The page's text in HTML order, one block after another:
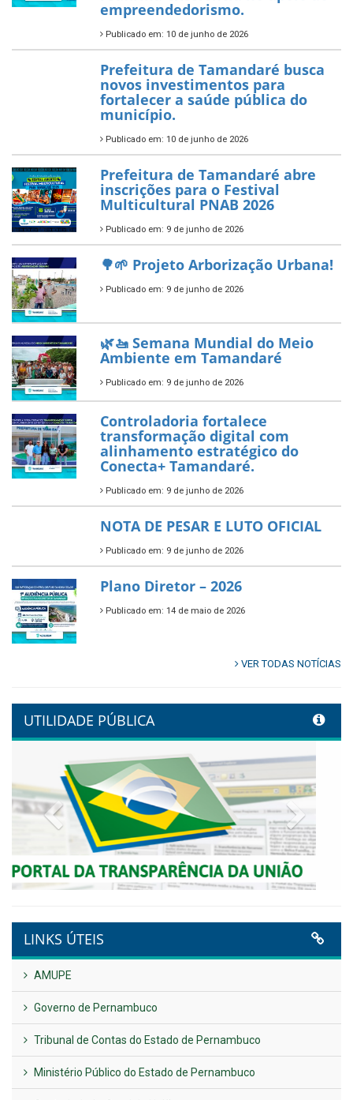
7 de novembro de 2025
Política Nacional Aldir Blanc
— Tamandaré tem Plano de
Aplicação de Recursos (PAR)
habilitado
7 de novembro de 2025
ÚLTIMAS NOTÍCIAS
Tamandaré conquista Selo
Diamante do Sebrae pelo
segundo ano consecutivo e
reafirma excelência no apoio ao
empreendedorismo.
Publicado em: 10 de junho de 2026
novos investimentos para
fortalecer a saúde pública do
município.
Publicado em: 10 de junho de 2026
Prefeitura de Tamandaré abre
inscrições para o Festival
Multicultural PNAB 2026
Publicado em: 9 de junho de 2026
🌳🌱 Projeto Arborização Urbana!
Publicado em: 9 de junho de 2026
🌿🚤 Semana Mundial do Meio
Ambiente em Tamandaré
alinhamento estratégico do
Conecta+ Tamandaré.
NOTA DE PESAR E LUTO OFICIAL
Publicado em: 9 de junho de 2026
Plano Diretor – 2026
Publicado em: 14 de maio de 2026
VER TODAS NOTÍCIAS
UTILIDADE PÚBLICA
Previous